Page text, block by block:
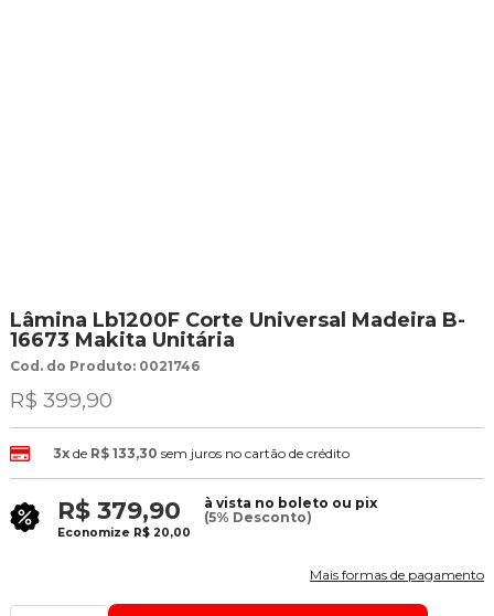
Lâmina Lb1200F Corte Universal Madeira B-
16673 Makita Unitária
Cod. do Produto: 0021746
R$ 399,90
3xde R$ 133,30 sem juros no cartão de crédito
R$ 379,90
à vista no boleto ou pix
(5% Desconto)
Economize R$ 20,00
Mais formas de pagamento